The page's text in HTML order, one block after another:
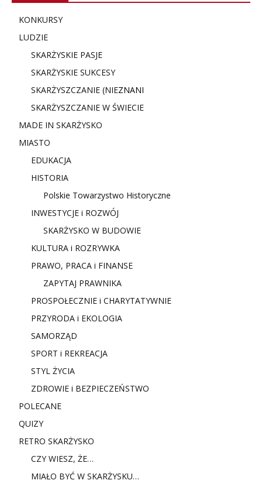
KONKURSY
LUDZIE
SKARŻYSKIE PASJE
SKARŻYSKIE SUKCESY
SKARŻYSZCZANIE (NIEZNANI
SKARŻYSZCZANIE W ŚWIECIE
MADE IN SKARŻYSKO
MIASTO
EDUKACJA
HISTORIA
Polskie Towarzystwo Historyczne
INWESTYCJE i ROZWÓJ
SKARŻYSKO W BUDOWIE
KULTURA i ROZRYWKA
PRAWO, PRACA i FINANSE
ZAPYTAJ PRAWNIKA
PROSPOŁECZNIE i CHARYTATYWNIE
PRZYRODA i EKOLOGIA
SAMORZĄD
SPORT i REKREACJA
STYL ŻYCIA
ZDROWIE i BEZPIECZEŃSTWO
POLECANE
QUIZY
RETRO SKARŻYSKO
CZY WIESZ, ŻE…
MIAŁO BYĆ W SKARŻYSKU…